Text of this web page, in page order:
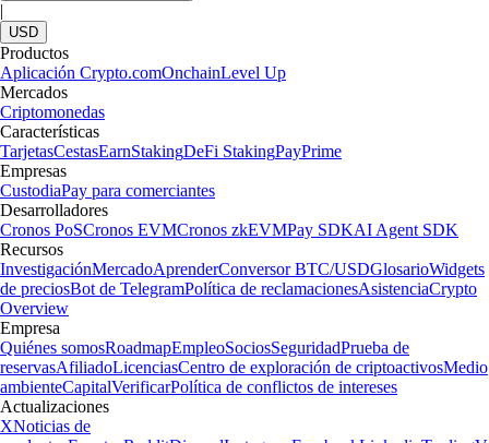
|
USD
Productos
Aplicación Crypto.comOnchainLevel Up
Mercados
Criptomonedas
Características
TarjetasCestasEarnStakingDeFi StakingPayPrime
Empresas
CustodiaPay para comerciantes
Desarrolladores
Cronos PoSCronos EVMCronos zkEVMPay SDKAI Agent SDK
Recursos
InvestigaciónMercadoAprenderConversor BTC/USDGlosarioWidgets
de preciosBot de TelegramPolítica de reclamacionesAsistenciaCrypto
Overview
Empresa
Quiénes somosRoadmapEmpleoSociosSeguridadPrueba de
reservasAfiliadoLicenciasCentro de exploración de criptoactivosMedio
ambienteCapitalVerificarPolítica de conflictos de intereses
Actualizaciones
XNoticias de